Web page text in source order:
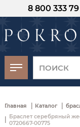
8 800 333 79
Главная | Каталог |
Браслет серебряный
0720667-00775
-30%
момента оплаты